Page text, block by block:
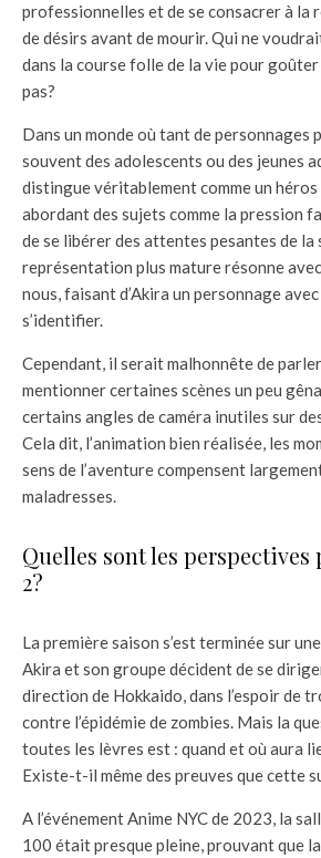
professionnelles et de se consacrer à la
de désirs avant de mourir. Qui ne
dans la course folle de la vie pour goûter
pas?
Dans un monde où tant de personnages
souvent des adolescents ou des jeunes
distingue véritablement comme un
abordant des sujets comme la pression
de se libérer des attentes pesantes de
représentation plus mature résonne
nous, faisant d’Akira un personnage
s’identifier.
Cependant, il serait malhonnête de
mentionner certaines scènes un peu
certains angles de caméra inutiles sur
Cela dit, l’animation bien réalisée, les
sens de l’aventure compensent
maladresses.
Quelles sont les perspectives
2?
La première saison s’est terminée sur
Akira et son groupe décident de se
direction de Hokkaido, dans l’espoir de
contre l’épidémie de zombies. Mais la
toutes les lèvres est : quand et où aura
Existe-t-il même des preuves que cette
A l’événement Anime NYC de 2023, la
100 était presque pleine, prouvant que